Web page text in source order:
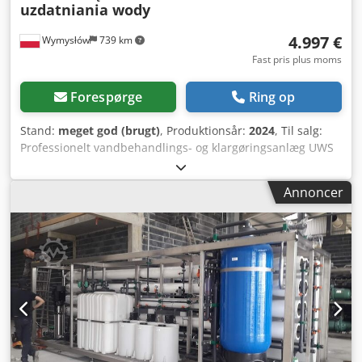
Wymysłów 739 km
uzdatniania wody
4.997 €
Fast pris plus moms
Forespørge Ring op
Stand: meget god (brugt), Produktionsår: 2024, Til salg:
Professionelt vandbehandlings- og klargøringsanlæg UWS
Heaty Profiline 100 Nr. 2. Mobil enhed designet til brug i
varmeanlæg, vandinstallationer samt HVAC-service. Ideel
til skylning, påfyldning og behandling af installationer.
Djdpsyz Dhzjfx Aahekr Udstyret er i meget god teknisk
stand, komplet og klar til brug. ⚙️ Tekniske data:
Producent: UWS Technologie GmbH Model: Heaty Profiline
100 Nr. 2 Produktionsår: 2024 Forsyning: 230 V / 50–60 Hz
Effekt: 0,5 kW Vægt: ca. 59 kg Maks. driftstemperatur: 80°C
Maks. tryk: 6 bar 🔧 Udstyr: Integreret tank EBARA-pumpe
(høj kvalitet) Flowmålere Manometre Reguleringsventiler
Mobil transportvogn Dokumentation + tilbehør (synligt på
billeder) 🔍 Stand: Brugt enhed Meget god teknisk stand
Annoncer